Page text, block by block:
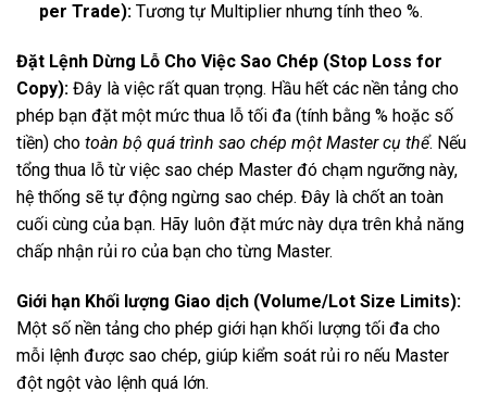
per Trade):Tương tự Multiplier nhưng tính theo %.
Đặt Lệnh Dừng Lỗ Cho Việc Sao Chép (Stop Loss for
Copy): Đây là việc rất quan trọng. Hầu hết các nền tảng cho
phép bạn đặt một mức thua lỗ tối đa (tính bằng % hoặc số
tiền) cho toàn bộ quá trình sao chép một Master cụ thể. Nếu
tổng thua lỗ từ việc sao chép Master đó chạm ngưỡng này,
hệ thống sẽ tự động ngừng sao chép. Đây là chốt an toàn
cuối cùng của bạn. Hãy luôn đặt mức này dựa trên khả năng
chấp nhận rủi ro của bạn cho từng Master.
Giới hạn Khối lượng Giao dịch (Volume/Lot Size Limits):
Một số nền tảng cho phép giới hạn khối lượng tối đa cho
mỗi lệnh được sao chép, giúp kiểm soát rủi ro nếu Master
đột ngột vào lệnh quá lớn.